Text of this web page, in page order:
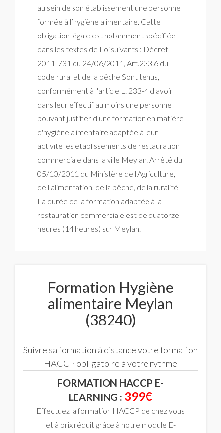
au sein de son établissement une personne
formée à l’hygiène alimentaire. Cette
obligation légale est notamment spécifiée
dans les textes de Loi suivants : Décret
2011-731 du 24/06/2011, Art.233.6 du
code rural et de la pêche Sont tenus,
conformément à l'article L. 233-4 d'avoir
dans leur effectif au moins une personne
pouvant justifier d'une formation en matière
d'hygiène alimentaire adaptée à leur
activité les établissements de restauration
commerciale dans la ville Meylan. Arrêté du
05/10/2011 du Ministère de l'Agriculture,
de l'alimentation, de la pêche, de la ruralité
La durée de la formation adaptée à la
restauration commerciale est de quatorze
heures (14 heures) sur Meylan.
Formation Hygiène
alimentaire Meylan
(38240)
Suivre sa formation à distance votre formation
HACCP obligatoire à votre rythme
FORMATION HACCP E-
LEARNING : 399€
Effectuez la formation HACCP de chez vous
et à prix réduit grâce à notre module E-